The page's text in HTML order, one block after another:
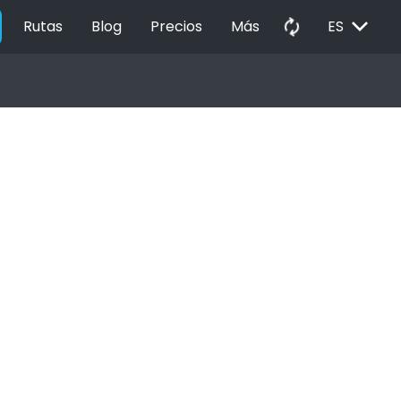
Rutas Blog Precios Más autorenew ES EXPAND_MORE